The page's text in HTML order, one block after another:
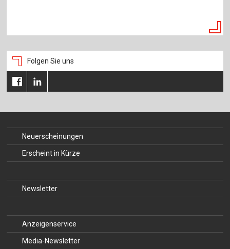
Folgen Sie uns
Neuerscheinungen
Erscheint in Kürze
Newsletter
Anzeigenservice
Media-Newsletter